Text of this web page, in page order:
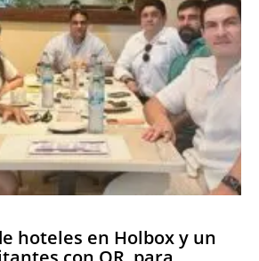
hoteles en Holbox y un